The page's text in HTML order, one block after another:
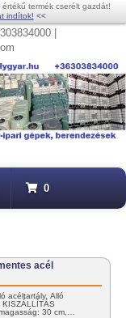
értékű termék cserélt gazdát!
indítok! <<
|
0
acél
acéltartály. Álló
30 cm,…